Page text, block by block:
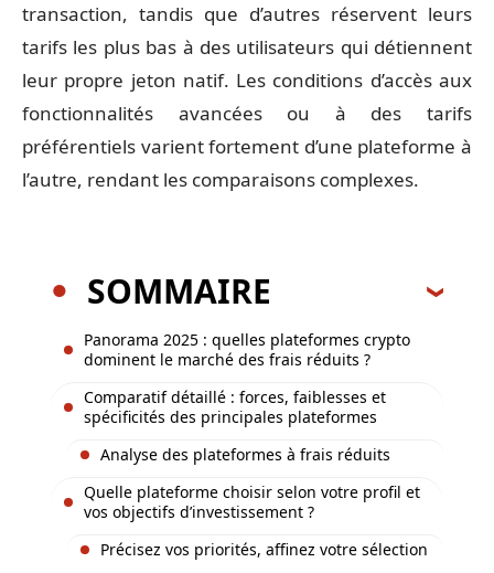
transaction, tandis que d’autres réservent leurs
tarifs les plus bas à des utilisateurs qui détiennent
leur propre jeton natif. Les conditions d’accès aux
fonctionnalités avancées ou à des tarifs
préférentiels varient fortement d’une plateforme à
l’autre, rendant les comparaisons complexes.
SOMMAIRE
Panorama 2025 : quelles plateformes crypto
dominent le marché des frais réduits ?
Comparatif détaillé : forces, faiblesses et
spécificités des principales plateformes
Analyse des plateformes à frais réduits
Quelle plateforme choisir selon votre profil et
vos objectifs d’investissement ?
Précisez vos priorités, affinez votre sélection